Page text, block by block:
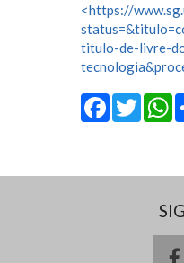
<https://
titulo-de-livre-